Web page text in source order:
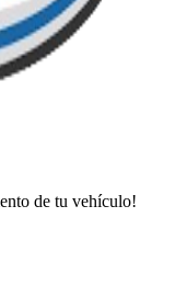
to de tu vehículo!